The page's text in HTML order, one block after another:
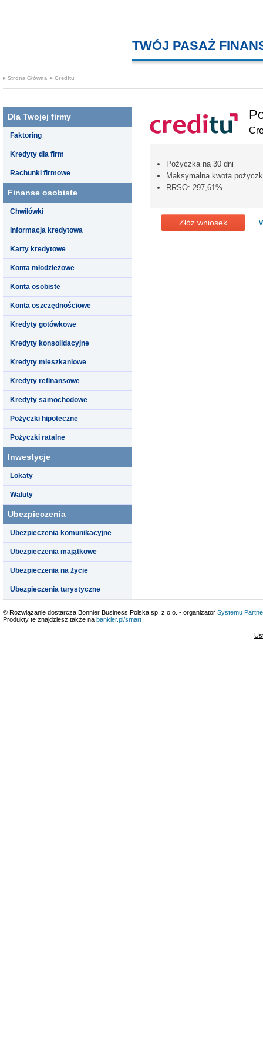
TWÓJ PASAŻ
Strona Główna Creditu
Dla Twojej firmy
Faktoring
Kredyty dla firm
Rachunki firmowe
Finanse osobiste
Chwilówki
Informacja kredytowa
Karty kredytowe
Konta młodzieżowe
Konta osobiste
Konta oszczędnościowe
Kredyty gotówkowe
Kredyty konsolidacyjne
Kredyty mieszkaniowe
Kredyty refinansowe
Kredyty samochodowe
Pożyczki hipoteczne
Pożyczki ratalne
Inwestycje
Lokaty
Waluty
Ubezpieczenia
Ubezpieczenia komunikacyjne
Ubezpieczenia majątkowe
Ubezpieczenia na życie
Ubezpieczenia turystyczne
Pożyczka na 30 dni
Maksymalna kwota
RRSO: 297,61%
Złóż wniosek
© Rozwiązanie dostarcza Bonnier Business Polska sp. z o.o. - organizator Systemu
Produkty te znajdziesz także na bankier.pl/smart